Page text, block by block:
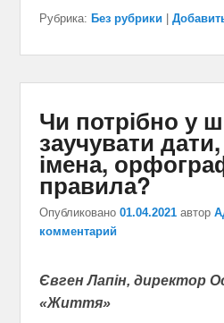
Рубрика: Без рубрики
Чи потрібно у
заучувати
імена,
правила?
Опубликовано 01.04.2021 автор
комментарий
Євген Лапін, директор
«Життя»